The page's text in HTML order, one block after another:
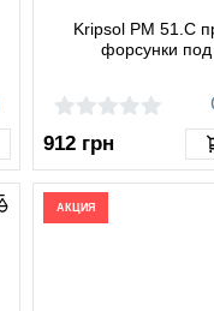
Kripsol PM 51.C
форсунки под
912 грн
АКЦИЯ